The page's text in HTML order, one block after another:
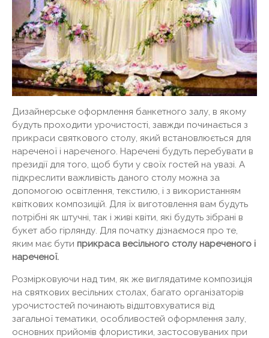
Дизайнерське оформлення банкетного залу, в якому
будуть проходити урочистості, завжди починається з
прикраси святкового столу, який встановлюється для
нареченої і нареченого. Наречені будуть перебувати в
президії для того, щоб бути у своїх гостей на увазі. А
підкреслити важливість даного столу можна за
допомогою освітлення, текстилю, і з використанням
квіткових композицій. Для їх виготовлення вам будуть
потрібні як штучні, так і живі квіти, які будуть зібрані в
букет або гірлянду. Для початку дізнаємося про те,
яким має бути прикраса весільного столу нареченого і
нареченої.
Розмірковуючи над тим, як же виглядатиме композиція
на святкових весільних столах, багато організаторів
урочистостей починають відштовхуватися від
загальної тематики, особливостей оформлення залу,
основних прийомів флористики, застосовуваних при